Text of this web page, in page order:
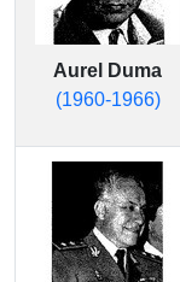
Aurel Duma
(1960-1966)